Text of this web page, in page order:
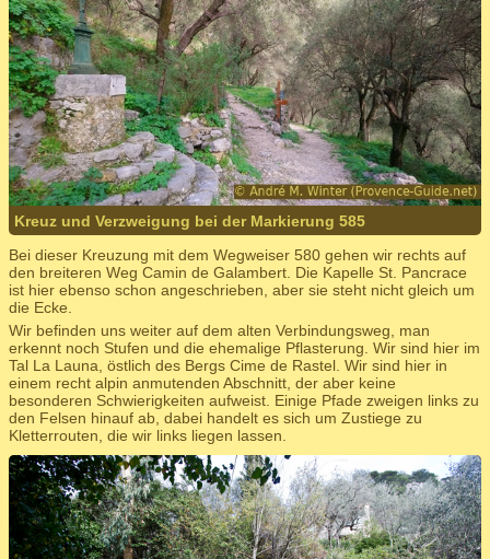
Kreuz und Verzweigung bei der Markierung 585
Bei dieser Kreuzung mit dem Wegweiser 580 gehen wir rechts auf
den breiteren Weg Camin de Galambert. Die Kapelle St. Pancrace
ist hier ebenso schon angeschrieben, aber sie steht nicht gleich um
die Ecke.
Wir befinden uns weiter auf dem alten Verbindungsweg, man
erkennt noch Stufen und die ehemalige Pflasterung. Wir sind hier im
Tal La Launa, östlich des Bergs Cime de Rastel. Wir sind hier in
einem recht alpin anmutenden Abschnitt, der aber keine
besonderen Schwierigkeiten aufweist. Einige Pfade zweigen links zu
den Felsen hinauf ab, dabei handelt es sich um Zustiege zu
Kletterrouten, die wir links liegen lassen.